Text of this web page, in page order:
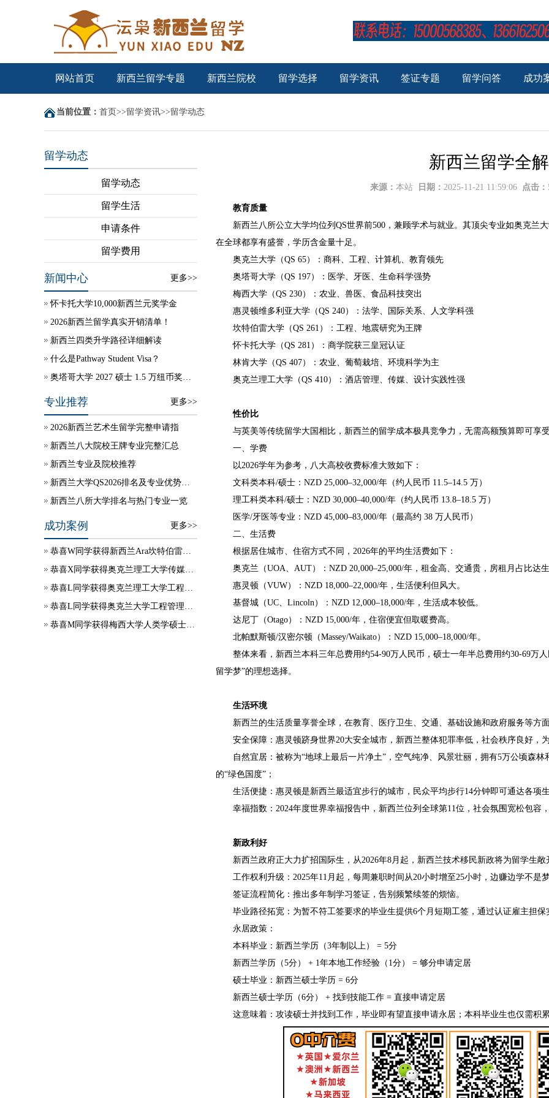
网站首页 新西兰留学专题 新西兰院校 留学选择 留学资讯 签证专题 留学问答 成功
当前位置： 首页>>留学资讯>>留学动态
留学动态
留学动态
留学生活
申请条件
留学费用
新闻中心 更多>>
怀卡托大学10,000新西兰元奖学金
2026新西兰留学真实开销清单！
新西兰四类升学路径详细解读
什么是Pathway Student Visa？
奥塔哥大学 2027 硕士 1.5 万纽币奖学金自动授予
专业推荐 更多>>
2026新西兰艺术生留学完整申请指
新西兰八大院校王牌专业完整汇总
新西兰专业及院校推荐
新西兰大学QS2026排名及专业优势说明
新西兰八所大学排名与热门专业一览
成功案例 更多>>
恭喜W同学获得新西兰Ara坎特伯雷理工学院学生签证
恭喜X同学获得奥克兰理工大学传媒硕士录取
恭喜L同学获得奥克兰理工大学工程项目管理硕士录取
恭喜L同学获得奥克兰大学工程管理硕士录取
恭喜M同学获得梅西大学人类学硕士录取
新西兰留学全
来源： 本站 日期： 2025-11-21 11:59:06 点击：
教育质量
新西兰八所公立大学均位列QS世界前500，兼顾学术与就业。其顶尖专业如奥克兰
在全球都享有盛誉，学历含金量十足。
奥克兰大学（QS 65）：商科、工程、计算机、教育领先
奥塔哥大学（QS 197）：医学、牙医、生命科学强势
梅西大学（QS 230）：农业、兽医、食品科技突出
惠灵顿维多利亚大学（QS 240）：法学、国际关系、人文学科强
坎特伯雷大学（QS 261）：工程、地震研究为王牌
怀卡托大学（QS 281）：商学院获三皇冠认证
林肯大学（QS 407）：农业、葡萄栽培、环境科学为主
奥克兰理工大学（QS 410）：酒店管理、传媒、设计实践性强
性价比
与英美等传统留学大国相比，新西兰的留学成本极具竞争力，无需高额预算即可享
一、学费
以2026学年为参考，八大高校收费标准大致如下：
文科类本科/硕士：NZD 25,000–32,000/年（约人民币 11.5–14.5 万）
理工科类本科/硕士：NZD 30,000–40,000/年（约人民币 13.8–18.5 万）
医学/牙医等专业：NZD 45,000–83,000/年（最高约 38 万人民币）
二、生活费
根据居住城市、住宿方式不同，2026年的平均生活费如下：
奥克兰（UOA、AUT）：NZD 20,000–25,000/年，租金高、交通贵，房租月占比达生
惠灵顿（VUW）：NZD 18,000–22,000/年，生活便利但风大。
基督城（UC、Lincoln）：NZD 12,000–18,000/年，生活成本较低。
达尼丁（Otago）：NZD 15,000/年，住宿便宜但取暖费高。
北帕默斯顿/汉密尔顿（Massey/Waikato）：NZD 15,000–18,000/年。
整体来看，新西兰本科三年总费用约54-90万人民币，硕士一年半总费用约30-69万
留学梦”的理想选择。
生活环境
新西兰的生活质量享誉全球，在教育、医疗卫生、交通、基础设施和政府服务等方
安全保障：惠灵顿跻身世界20大安全城市，新西兰整体犯罪率低，社会秩序良好，
自然宜居：被称为“地球上最后一片净土”，空气纯净、风景壮丽，拥有5万公顷森
的“绿色国度”；
生活便捷：惠灵顿是新西兰最适宜步行的城市，民众平均步行14分钟即可通达各项
幸福指数：2024年度世界幸福报告中，新西兰位列全球第11位，社会氛围宽松包容
新政利好
新西兰政府正大力扩招国际生，从2026年8月起，新西兰技术移民新政将为留学生敞
工作权利升级：2025年11月起，每周兼职时间从20小时增至25小时，边赚边学不是梦
签证流程简化：推出多年制学习签证，告别频繁续签的烦恼。
毕业路径拓宽：为暂不符工签要求的毕业生提供6个月短期工签，通过认证雇主担保
永居政策：
本科毕业：新西兰学历（3年制以上） = 5分
新西兰学历（5分） + 1年本地工作经验（1分） = 够分申请定居
硕士毕业：新西兰硕士学历 = 6分
新西兰硕士学历（6分） + 找到技能工作 = 直接申请定居
这意味着：攻读硕士并找到工作，毕业即有望直接申请永居；本科毕业生也仅需积